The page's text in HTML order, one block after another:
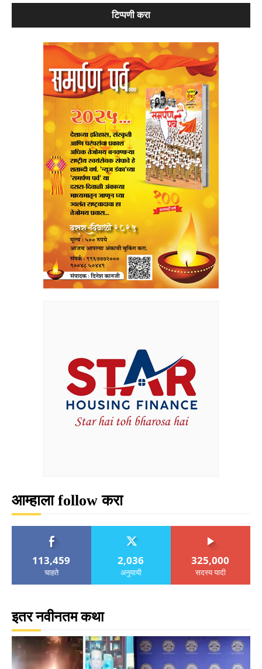
आम्हाला follow करा
113,459
चाहते
2,036
अनुयायी
325,000
सदस्य यादी
इतर नवीनतम कथा